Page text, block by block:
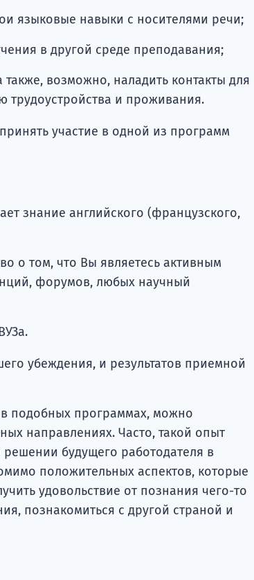
языковые навыки с носителями речи;
в другой среде преподавания;
возможно, наладить контакты для
трудоустройства и проживания.
участие в одной из программ
знание английского (французского,
о том, что Вы являетесь активным
форумов, любых научный
убеждения, и результатов приемной
подобных программах, можно
направлениях. Часто, такой опыт
будущего работодателя в
положительных аспектов, которые
удовольствие от познания чего-то
познакомиться с другой страной и